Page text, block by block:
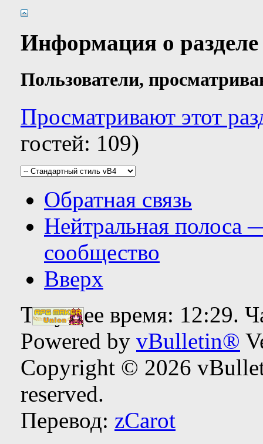
Информация о
Пользователи,
Просматривают этот
гостей: 109)
Обратная связь
Нейтральная полоса
сообщество
Вверх
Текущее время: 12:29.
Powered by vBulletin®
Copyright © 2026
reserved.
Перевод: zCarot